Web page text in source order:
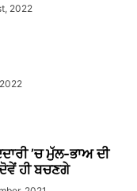
2022
’ਚ ਮੁੱਲ-ਭਾਅ ਦੀ
ਹੀ ਬਚਣਗੇ